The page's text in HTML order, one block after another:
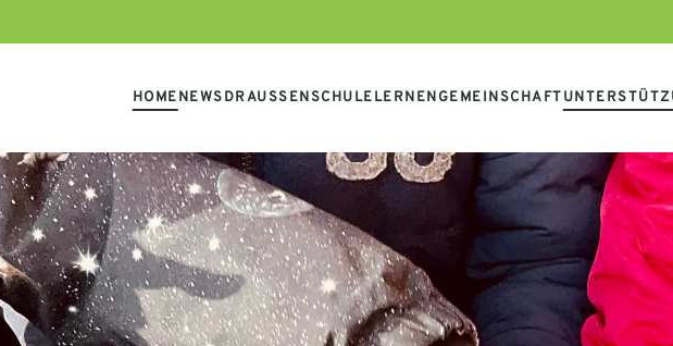
HOMENEWSDRAUSSENSCHULE LERNENGEMEINSCHAFT